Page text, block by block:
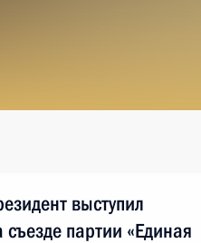
выступил
съезде партии «Единая